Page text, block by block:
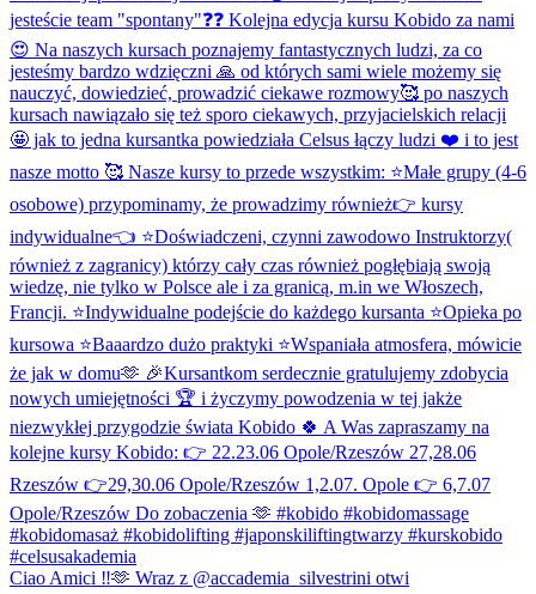
Ciao Amici ‼️🫶 Wraz z @accademia_silvestrini otwi